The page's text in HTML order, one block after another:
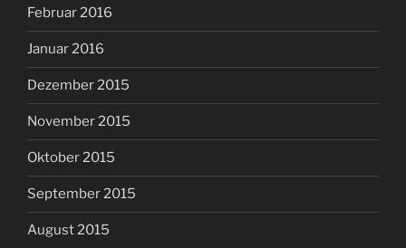
Februar 2016
Januar 2016
Dezember 2015
November 2015
Oktober 2015
September 2015
August 2015